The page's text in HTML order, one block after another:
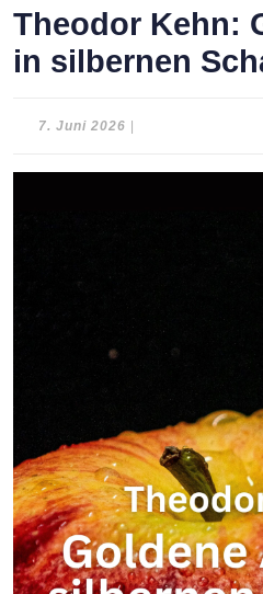
Theodor Kehn:
in silbernen
7. Juni 2026 7.